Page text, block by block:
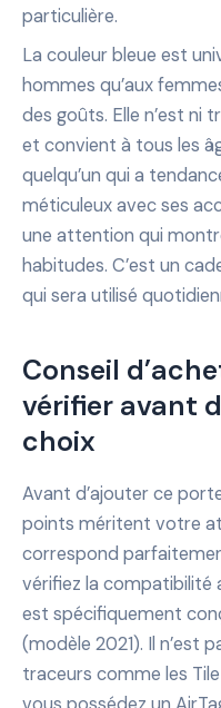
particulière.
La couleur bleue est
hommes qu’aux
des goûts. Elle n’est ni
et convient à tous les
quelqu’un qui a
méticuleux avec ses
une attention qui
habitudes. C’est un
qui sera utilisé
Conseil
vérifier avant
choix
Avant d’ajouter ce
points méritent votre
correspond
vérifiez la compatibilité
est spécifiquement
(modèle 2021). Il n’est
traceurs comme les